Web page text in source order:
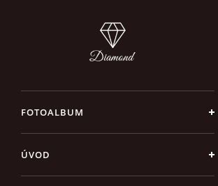
FOTOALBUM
ÚVOD